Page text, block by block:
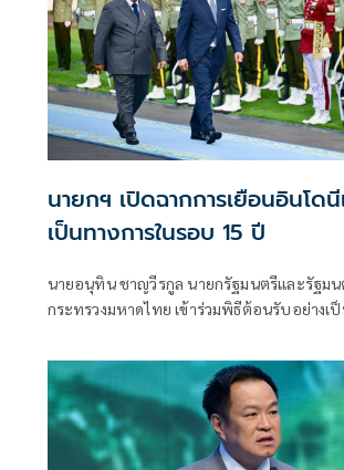
นายกฯ เปิดฉากการเยือนอินโด
เป็นทางการในรอบ 15 ปี
นายอนุทิน ชาญวีรกูล นายกรัฐมนตรีและรัฐมน
กระทรวงมหาดไทย เข้าร่วมพิธีต้อนรับอย่างเป็